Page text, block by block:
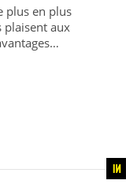
plus en plus
plaisent aux